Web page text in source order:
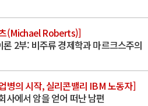
(Michael Roberts)]
론 2부: 비주류 경제학과 마르크스주의
병의 시작, 실리콘밸리 IBM 노동자]
에서 암을 얻어 떠난 남편